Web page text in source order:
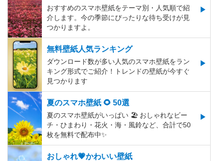
おすすめのスマホ壁紙をテーマ別・人気順で紹
介します。今の季節にぴったりな待ち受けが見
つかりますよ。
無料壁紙人気ランキング
ダウンロード数が多い人気のスマホ壁紙をラン
キング形式でご紹介！トレンドの壁紙が今すぐ
見つかります
夏のスマホ壁紙 🌻 50選
夏のスマホ壁紙がいっぱい 🏖 おしゃれなビー
チ・ひまわり・花火・海・風鈴など、合計で50
枚を無料で配布中✨
おしゃれ💗かわいい壁紙